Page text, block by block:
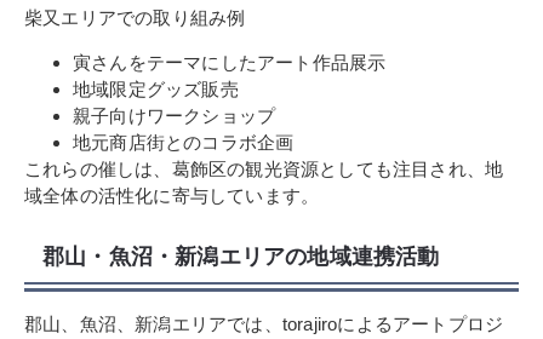
柴又エリアでの取り組み例
寅さんをテーマにしたアート作品展示
地域限定グッズ販売
親子向けワークショップ
地元商店街とのコラボ企画
これらの催しは、葛飾区の観光資源としても注目され、地
域全体の活性化に寄与しています。
郡山・魚沼・新潟エリアの地域連携活動
郡山、魚沼、新潟エリアでは、torajiroによるアートプロジ